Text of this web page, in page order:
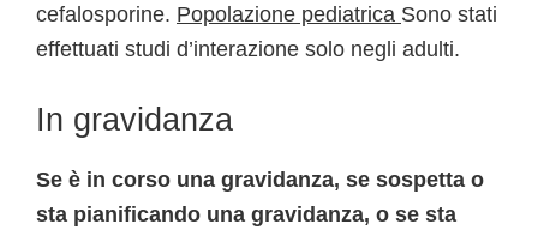
cefalosporine. Popolazione pediatrica Sono stati
effettuati studi d’interazione solo negli adulti.
In gravidanza
Se è in corso una gravidanza, se sospetta o
sta pianificando una gravidanza, o se sta